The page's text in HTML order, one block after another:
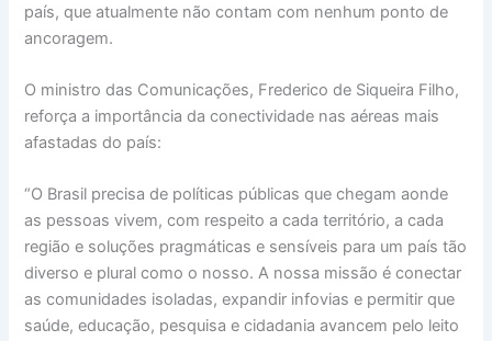
país, que atualmente não contam com nenhum ponto de
ancoragem.
O ministro das Comunicações, Frederico de Siqueira Filho,
reforça a importância da conectividade nas aéreas mais
afastadas do país:
“O Brasil precisa de políticas públicas que chegam aonde
as pessoas vivem, com respeito a cada território, a cada
região e soluções pragmáticas e sensíveis para um país tão
diverso e plural como o nosso. A nossa missão é conectar
as comunidades isoladas, expandir infovias e permitir que
saúde, educação, pesquisa e cidadania avancem pelo leito